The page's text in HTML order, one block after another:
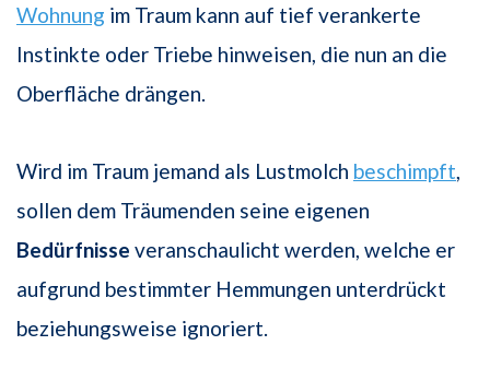
Wohnung im Traum kann auf tief verankerte
Instinkte oder Triebe hinweisen, die nun an die
Oberfläche drängen.
Wird im Traum jemand als Lustmolch beschimpft
sollen dem Träumenden seine eigenen
Bedürfnisse veranschaulicht werden, welche er
aufgrund bestimmter Hemmungen unterdrückt
beziehungsweise ignoriert.